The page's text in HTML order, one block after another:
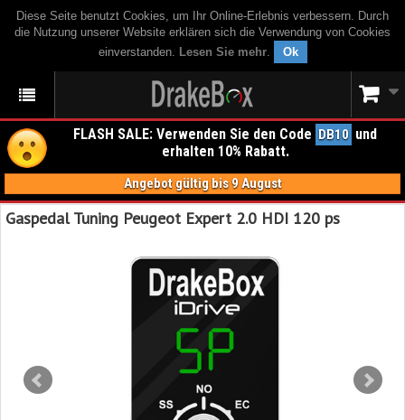
Diese Seite benutzt Cookies, um Ihr Online-Erlebnis verbessern. Durch
die Nutzung unserer Website erklären sich die Verwendung von Cookies
einverstanden. Lesen Sie mehr. Ok
FLASH SALE: Verwenden Sie den Code DB10 und
erhalten 10% Rabatt.
Angebot gültig bis 9 August
Gaspedal Tuning Peugeot Expert 2.0 HDI 120 ps